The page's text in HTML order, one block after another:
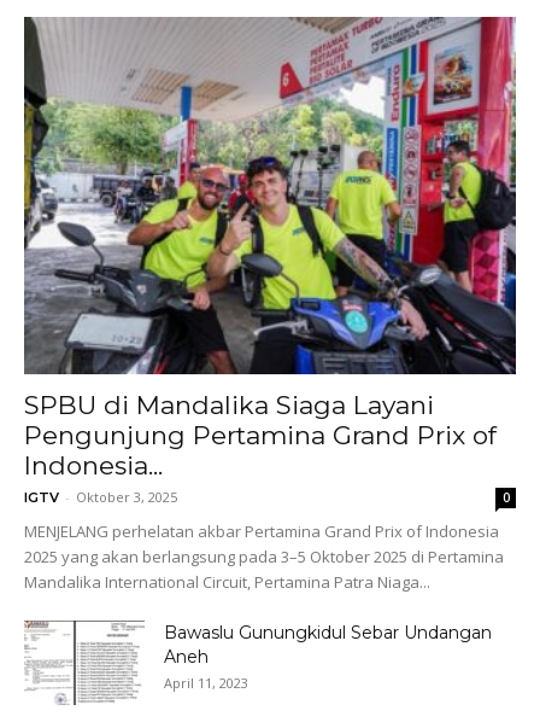
SPBU di Mandalika Siaga Layani
Pengunjung Pertamina Grand Prix of
Indonesia...
IGTV - Oktober 3, 2025 0
MENJELANG perhelatan akbar Pertamina Grand Prix of Indonesia
2025 yang akan berlangsung pada 3–5 Oktober 2025 di Pertamina
Mandalika International Circuit, Pertamina Patra Niaga...
Bawaslu Gunungkidul Sebar Undangan
Aneh
April 11, 2023